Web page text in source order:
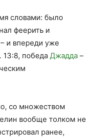
словами: было
феерить и
и впереди уже
13:8, победа Джадда –
со множеством
вообще толком не
ранее,